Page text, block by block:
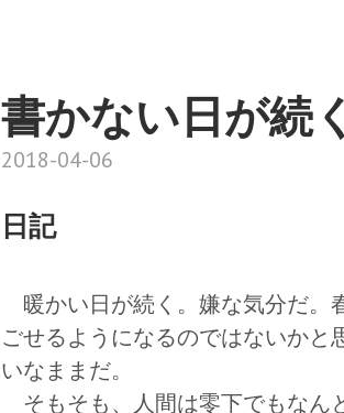
書かない日が続く
2018-04-06
日記
暖かい日が続く。嫌な気分だ。
ごせるようになるのではないか
いなままだ。
そもそも、人間は零下でもなん